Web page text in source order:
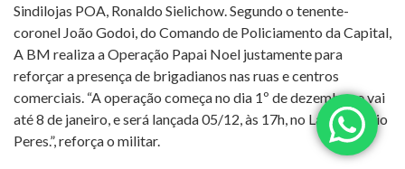
Sindilojas POA, Ronaldo Sielichow. Segundo o tenente-
coronel João Godoi, do Comando de Policiamento da Capital,
A BM realiza a Operação Papai Noel justamente para
reforçar a presença de brigadianos nas ruas e centros
comerciais. “A operação começa no dia 1º de dezembro e vai
até 8 de janeiro, e será lançada 05/12, às 17h, no Largo Glênio
Peres.”, reforça o militar.